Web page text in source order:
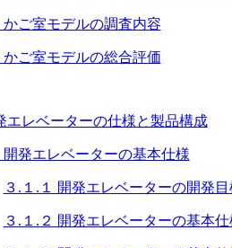
かご室モデルの調査内容
かご室モデルの総合評価
エレベーターの仕様と製品構成
開発エレベーターの基本仕様
３.１.１ 開発エレベーターの開発目
３.１.２ 開発エレベーターの基本